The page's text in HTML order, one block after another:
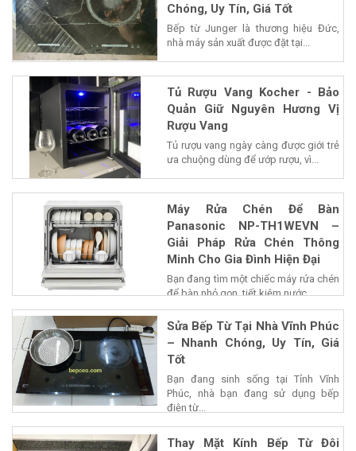
Chóng, Uy Tín, Giá Tốt
Bếp từ Junger là thương hiệu Đức,
nhà máy sản xuất được đặt tại...
Tủ Rượu Vang Kocher - Bảo
Quản Giữ Nguyên Hương Vị
Rượu Vang
Tủ rượu vang ngày càng được giới trẻ
ưa chuộng dùng để ướp rượu, vì...
Máy Rửa Chén Để Bàn
Panasonic NP-TH1WEVN –
Giải Pháp Rửa Chén Thông
Minh Cho Gia Đình Hiện Đại
Bạn đang tìm một chiếc máy rửa chén
để bàn nhỏ gọn, tiết kiệm nước...
Sửa Bếp Từ Tại Nhà Vĩnh Phúc
– Nhanh Chóng, Uy Tín, Giá
Tốt
Bạn đang sinh sống tại Tỉnh Vĩnh
Phúc, nhà bạn đang sử dụng bếp
điện từ...
Thay Mặt Kính Bếp Từ Đôi